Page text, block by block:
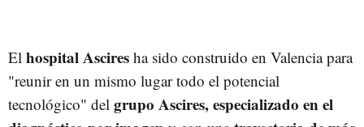
El hospital Ascires ha sido construido en Valencia para
"reunir en un mismo lugar todo el potencial
tecnológico" del grupo Ascires, especializado en el